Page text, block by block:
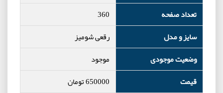
تعداد صفحه
360
سایز و مدل
رقعی شومیز
وضعیت موجودی
موجود
قیمت
650000تومان